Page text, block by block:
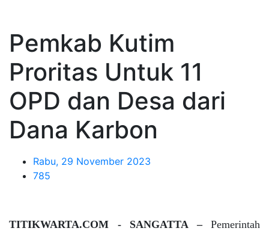
Pemkab Kutim
Proritas Untuk 11
OPD dan Desa dari
Dana Karbon
Rabu, 29 November 2023
785
TITIKWARTA.COM - SANGATTA – Pemerintah